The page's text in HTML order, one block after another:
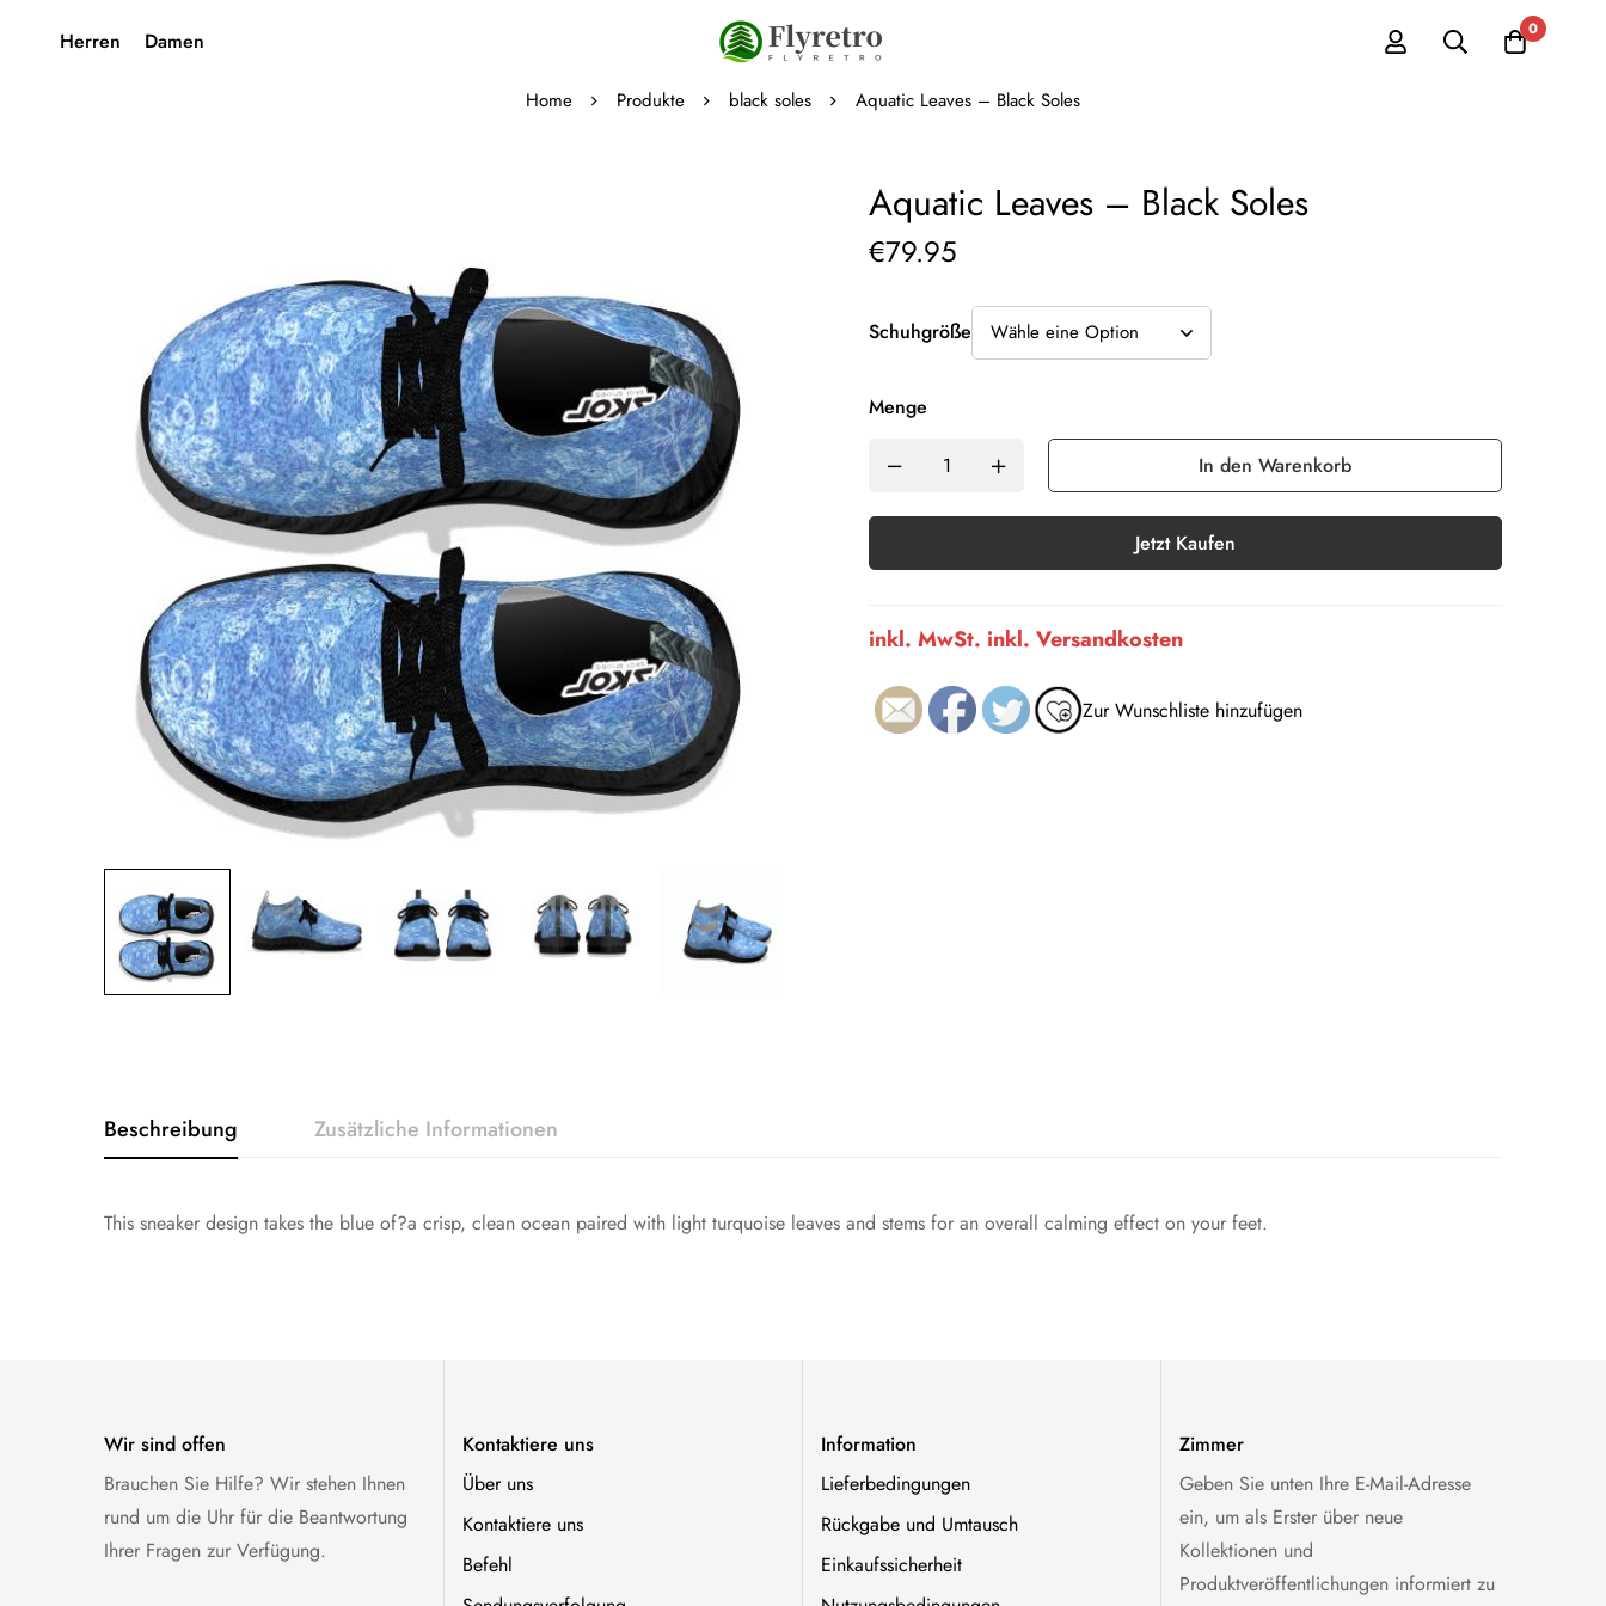
Herren Damen 0
Home Produkte black soles Aquatic Leaves – Black Soles
Aquatic Leaves – Black Soles
€79.95
Schuhgröße
Menge
In den Warenkorb
Jetzt Kaufen
inkl. MwSt. inkl. Versandkosten
Zur Wunschliste hinzufügen
Beschreibung Zusätzliche Informationen
This sneaker design takes the blue of?a crisp, clean ocean paired with light turquoise leaves and stems for an overall calming effect on your feet.
Gewicht
1 kg
Wir sind offen
Brauchen Sie Hilfe? Wir stehen Ihnen
rund um die Uhr für die Beantwortung
Ihrer Fragen zur Verfügung.
Kontaktiere uns
Über uns
Kontaktiere uns
Befehl
Information
Lieferbedingungen
Rückgabe und Umtausch
Einkaufssicherheit
Zimmer
Geben Sie unten Ihre E-Mail-Adresse
ein, um als Erster über neue
Kollektionen und
Produktveröffentlichungen informiert zu